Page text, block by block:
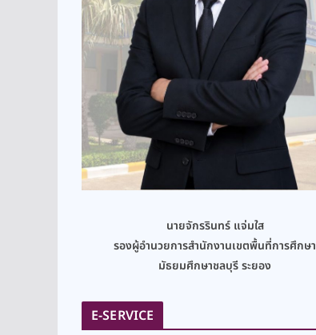
นายจักรรินทร์ แจ่มใส
รองผู้อำนวยการสำนักงานเขตพื้นที่การศึกษา
มัธยมศึกษาชลบุรี ระยอง
E-SERVICE